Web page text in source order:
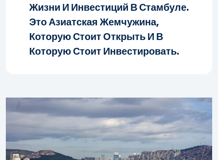
Жизни И Инвестиций В Стамбуле.
Это Азиатская Жемчужина,
Которую Стоит Открыть И В
Которую Стоит Инвестировать.